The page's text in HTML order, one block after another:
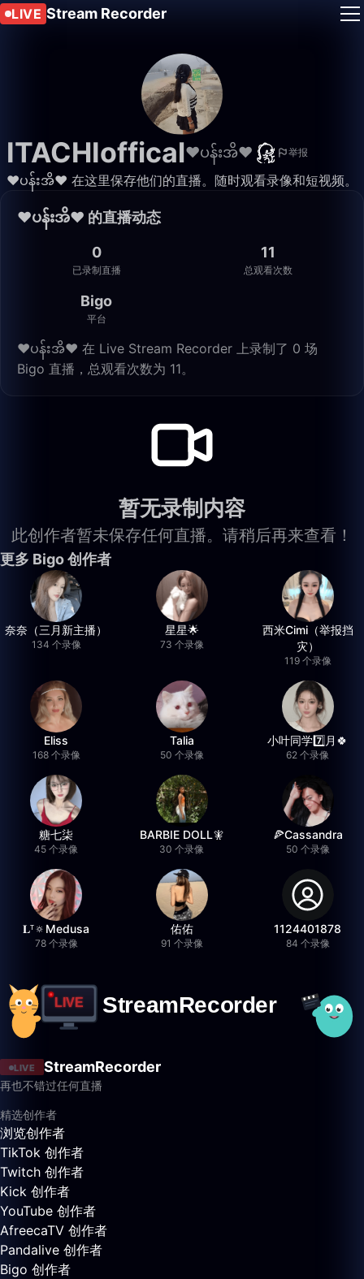
LIVE Stream Recorder
ITACHIoffical❤️ပန်းအိ❤ 举报
❤️ပန်းအိ❤ 在这里保存他们的直播。随时观看录像和短视频。
❤️ပန်းအိ❤ 的直播动态
0
已录制直播
11
总观看次数
Bigo
平台
❤️ပန်းအိ❤ 在 Live Stream Recorder 上录制了 0 场
Bigo 直播，总观看次数为 11。
暂无录制内容
此创作者暂未保存任何直播。请稍后再来查看！
更多 Bigo 创作者
奈奈（三月新主播）
134 个录像
星星🌟
73 个录像
西米Cimi（举报挡
灾）
119 个录像
Eliss
168 个录像
Talia
50 个录像
小叶同学7️⃣月🍀
62 个录像
糖七柒
45 个录像
BARBIE DOLL🧚
30 个录像
🍕Cassandra
50 个录像
𝐋ᵀ🔅Medusa
78 个录像
佑佑
91 个录像
1124401878
84 个录像
LIVE StreamRecorder
再也不错过任何直播
精选创作者
浏览创作者
TikTok 创作者
Twitch 创作者
Kick 创作者
YouTube 创作者
AfreecaTV 创作者
Pandalive 创作者
Bigo 创作者